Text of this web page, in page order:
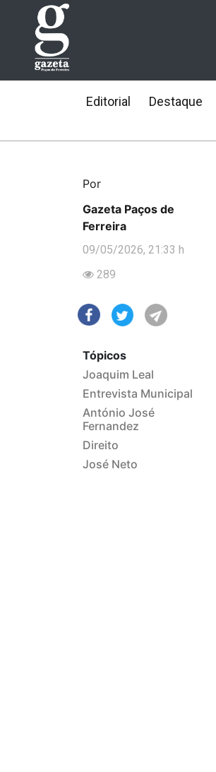
Editorial Destaque
Por
Gazeta Paços de
Ferreira
09/05/2026, 21:33 h
289
Tópicos
Joaquim Leal
Entrevista Municipal
António José
Fernandez
Direito
José Neto